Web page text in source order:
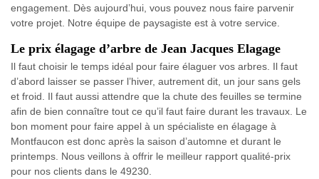
engagement. Dès aujourd’hui, vous pouvez nous faire parvenir
votre projet. Notre équipe de paysagiste est à votre service.
Le prix élagage d’arbre de Jean Jacques Elagage
Il faut choisir le temps idéal pour faire élaguer vos arbres. Il faut
d’abord laisser se passer l’hiver, autrement dit, un jour sans gels
et froid. Il faut aussi attendre que la chute des feuilles se termine
afin de bien connaître tout ce qu’il faut faire durant les travaux. Le
bon moment pour faire appel à un spécialiste en élagage à
Montfaucon est donc après la saison d’automne et durant le
printemps. Nous veillons à offrir le meilleur rapport qualité-prix
pour nos clients dans le 49230.